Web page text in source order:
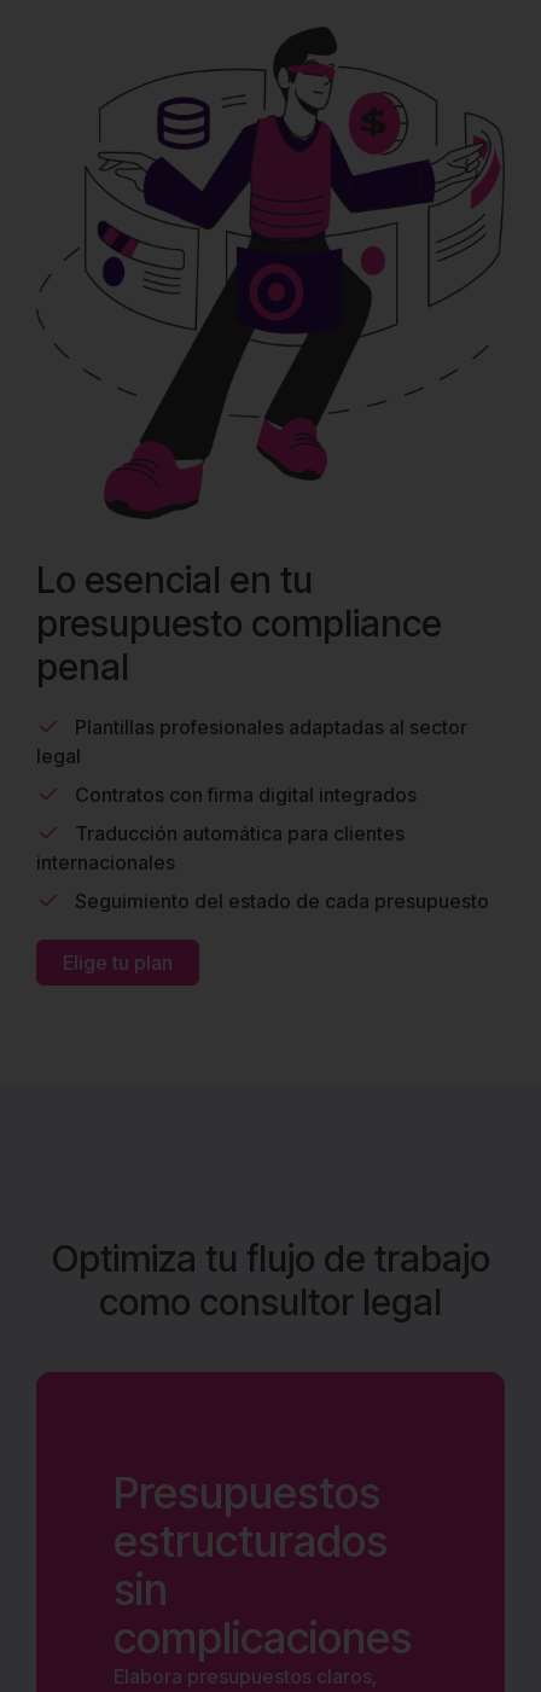
Lo esencial en tu
presupuesto compliance
penal
Plantillas profesionales adaptadas al sector
legal
Contratos con firma digital integrados
Traducción automática para clientes
internacionales
Seguimiento del estado de cada presupuesto
Elige tu plan
Optimiza tu flujo de trabajo
como consultor legal
Presupuestos
estructurados
sin
complicaciones
Elabora presupuestos claros,